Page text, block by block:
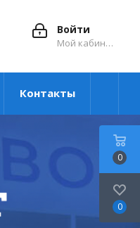
Войти
Мой кабинет
Контакты
0
0